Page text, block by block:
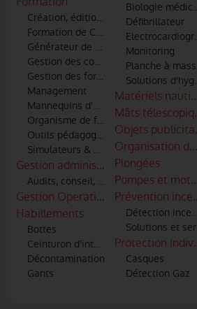
Création, édition et diffusion de
Formation de Conduite
Générateur de fumée
Gestion des conflits
Gestion des formations
Management
Mannequins d'entrainement
Organisme de formation
Outils pédagogiques
Simulateurs & Réalité virtuelle
Gestion administratives, gestion
Audits, conseil, AMOA
Gestion Operationnelle
Habillements
Bottes
Ceinturon d'intervention
Décontamination
Gants
Biologie
Défibrillateur
Monitoring
Planche à
Solutions
Matériels
Mâts
Objets
Organisation
Plongées
Pompes et
Prévention
Détection
Solutions et
Protection
Casques
Détection Gaz